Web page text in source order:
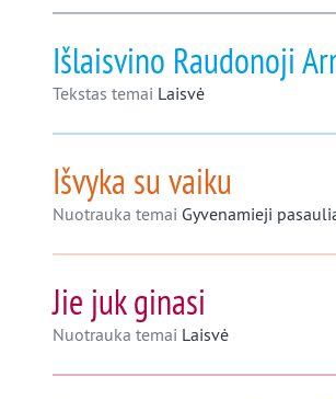
Išlaisvino Raudonoji
Tekstas temai Laisvė
Išvyka su vaiku
Nuotrauka temai Gyvenamieji
Jie juk ginasi
Nuotrauka temai Laisvė